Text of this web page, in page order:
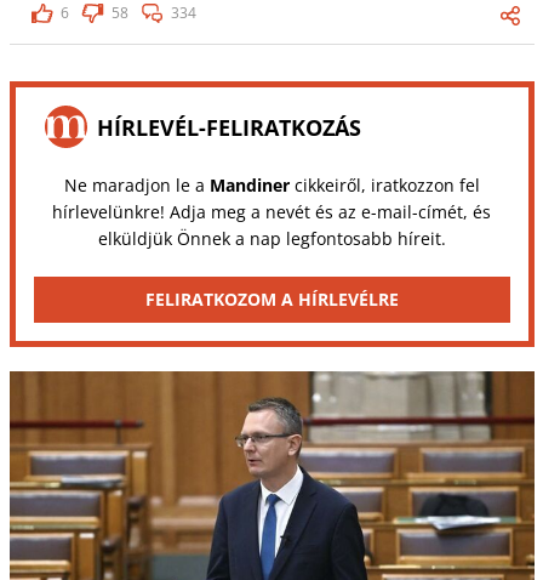
6
58 334
HÍRLEVÉL-FELIRATKOZÁS
Ne maradjon le a Mandinercikkeiről, iratkozzon fel
hírlevelünkre! Adja meg a nevét és az e-mail-címét, és
elküldjük Önnek a nap legfontosabb híreit.
FELIRATKOZOM A HÍRLEVÉLRE